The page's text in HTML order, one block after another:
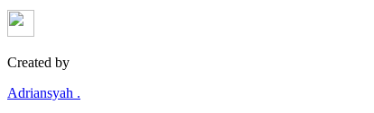
Created by
Adriansyah .